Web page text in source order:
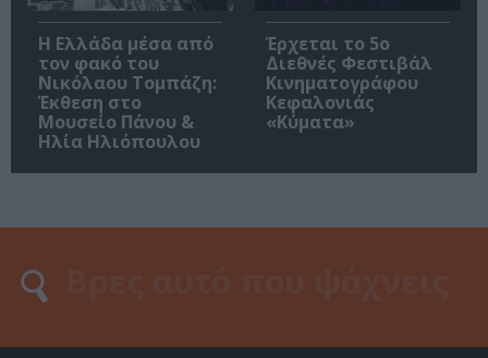
Η Ελλάδα μέσα από
τον φακό του
Νικόλαου Τομπάζη:
Έκθεση στο
Μουσείο Πάνου &
Ηλία Ηλιόπουλου
Έρχεται το 5ο
Διεθνές Φεστιβάλ
Κινηματογράφου
Κεφαλονιάς
«Κύματα»